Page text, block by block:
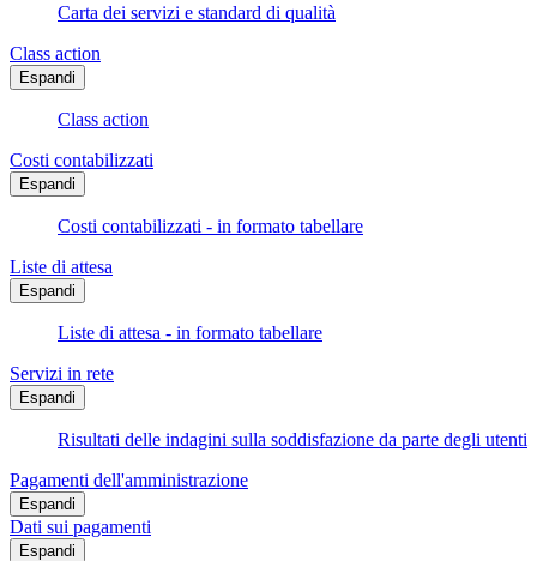
Carta dei servizi e standard di qualità
Class action
Espandi
Class action
Costi contabilizzati
Espandi
Costi contabilizzati - in formato tabellare
Liste di attesa
Espandi
Liste di attesa - in formato tabellare
Servizi in rete
Espandi
Risultati delle indagini sulla soddisfazione da parte degli utenti
Pagamenti dell'amministrazione
Espandi
Dati sui pagamenti
Espandi